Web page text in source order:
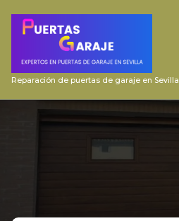
Reparación de puertas de garaje en Sevilla